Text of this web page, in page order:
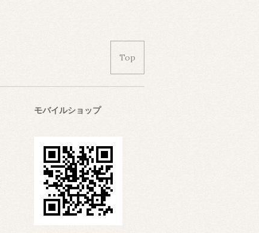
Top
モバイルショップ